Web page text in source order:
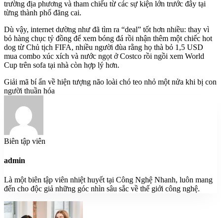
trường địa phương và tham chiếu từ các sự kiện lớn trước đây tại
từng thành phố đăng cai.
Dù vậy, internet dường như đã tìm ra “deal” tốt hơn nhiều: thay vì
bỏ hàng chục tỷ đồng để xem bóng đá rồi nhận thêm một chiếc hot
dog từ Chủ tịch FIFA, nhiều người đùa rằng họ thà bỏ 1,5 USD
mua combo xúc xích và nước ngọt ở Costco rồi ngồi xem World
Cup trên sofa tại nhà còn hợp lý hơn.
Giải mã bí ẩn về hiện tượng não loài chó teo nhỏ một nửa khi bị con
người thuần hóa
Biên tập viên
admin
Là một biên tập viên nhiệt huyết tại Công Nghệ Nhanh, luôn mang
đến cho độc giả những góc nhìn sâu sắc về thế giới công nghệ.